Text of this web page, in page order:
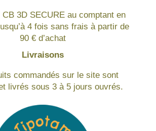
CB 3D SECURE au comptant en
4 fois sans frais à partir de
90 € d’achat
Livraisons
commandés sur le site sont
livrés sous 3 à 5 jours ouvrés.